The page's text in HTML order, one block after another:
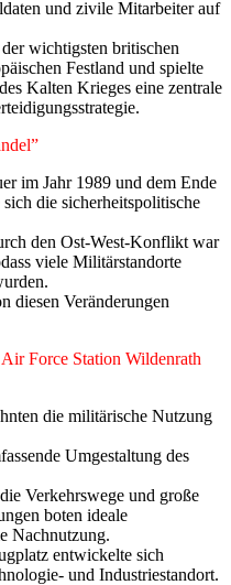
und zivile Mitarbeiter auf
wichtigsten britischen
Festland und spielte
Kalten Krieges eine zentrale
im Jahr 1989 und dem Ende
die sicherheitspolitische
den Ost-West-Konflikt war
viele Militärstandorte
diesen Veränderungen
Force Station Wildenrath
die militärische Nutzung
Umgestaltung des
Verkehrswege und große
boten ideale
Nachnutzung.
entwickelte sich
und Industriestandort.